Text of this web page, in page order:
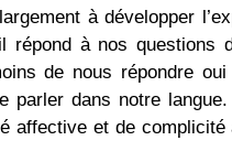
à développer
répond à nos questions
de nous répondre
parler dans notre
affective et de complicité